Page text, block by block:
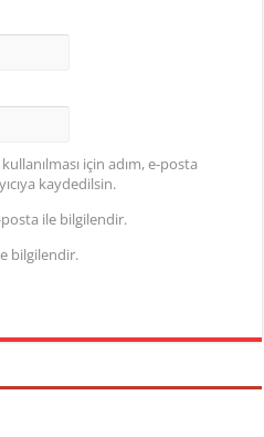
için adım, e-posta
kaydedilsin.
ile bilgilendir.
bilgilendir.